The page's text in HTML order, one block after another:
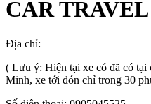
CAR TRAVEL
Địa chỉ:
( Lưu ý: Hiện tại xe có đã có tại
Minh, xe tới đón chỉ trong 30